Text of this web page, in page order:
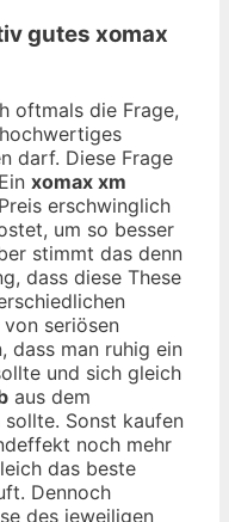
gutes xomax
oftmals die Frage,
darf. Diese Frage
xomax xm
erschwinglich
um so besser
stimmt das denn
dass diese These
von seriösen
dass man ruhig ein
und sich gleich
aus dem
Sonst kaufen
noch mehr
das beste
Dennoch
des jeweiligen